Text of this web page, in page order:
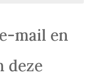
mail en
deze